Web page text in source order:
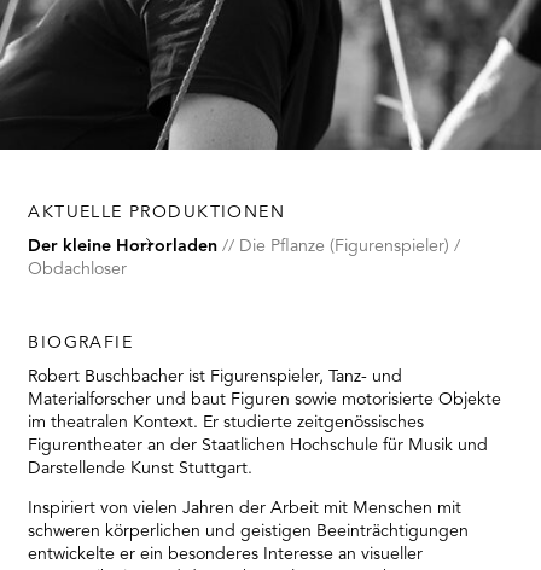
AKTUELLE PRODUKTIONEN
Der kleine Horrorladen
Die Pflanze (Figurenspieler) /
Obdachloser
BIOGRAFIE
Robert Buschbacher ist Figurenspieler, Tanz- und
Materialforscher und baut Figuren sowie motorisierte Objekte
im theatralen Kontext. Er studierte zeitgenössisches
Figurentheater an der Staatlichen Hochschule für Musik und
Darstellende Kunst Stuttgart.
Inspiriert von vielen Jahren der Arbeit mit Menschen mit
schweren körperlichen und geistigen Beeinträchtigungen
entwickelte er ein besonderes Interesse an visueller